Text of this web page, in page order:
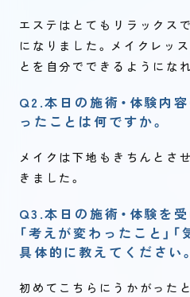
エステはとてもリラックス
になりました。メイクレッ
とを自分でできるようにな
Q2.本日の施術・体験内
ったことは何ですか。
メイクは下地もきちんとさ
きました。
Q3.本日の施術・体験を受
「考えが変わったこと」
具体的に教えてください。
初めてこちらにうかがった